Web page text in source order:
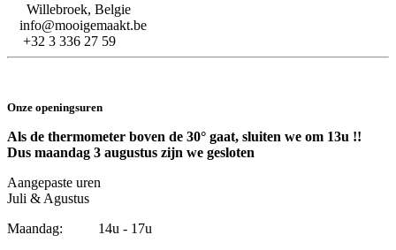
Willebroek, Belgie
info@mooigemaakt.be
+32 3 336 27 59
Onze openingsuren
Als de thermometer boven de 30° gaat, sluiten we om 13u !!
Dus maandag 3 augustus zijn we gesloten
Aangepaste uren
Juli & Agustus
Maandag: 14u - 17u